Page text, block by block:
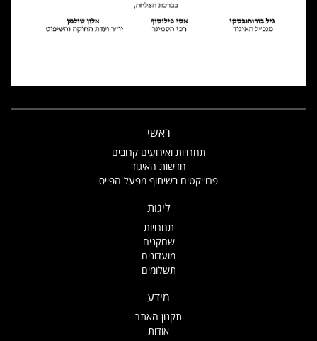
ראשי
תחרויות ואירועים קרובים
חדשות האיגוד
פרוייקטים בשיתוף מפעל הפייס
ליגות
תחרויות
שחקנים
מועדונים
תשלומים
מידע
תקנון האתר
אודות